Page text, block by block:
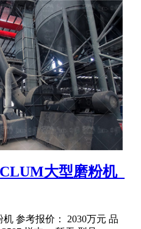
大型磨粉机_
参考报价： 2030万元 品